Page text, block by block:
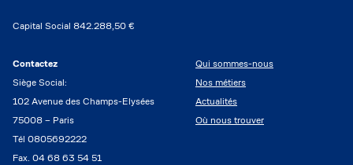
Capital Social 842.288,50 €
Contactez
Siège Social:
102 Avenue des Champs-Elysées
75008 – Paris
Tél 0805692222
Fax. 04 68 63 54 51
Qui sommes-nous
Nos métiers
Actualités
Où nous trouver